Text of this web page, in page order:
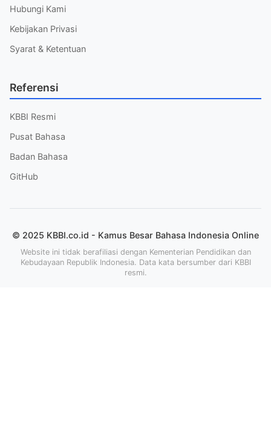
Hubungi Kami
Kebijakan Privasi
Syarat & Ketentuan
Referensi
KBBI Resmi
Pusat Bahasa
Badan Bahasa
GitHub
© 2025 KBBI.co.id - Kamus Besar Bahasa Indonesia Online
Website ini tidak berafiliasi dengan Kementerian Pendidikan dan
Kebudayaan Republik Indonesia. Data kata bersumber dari KBBI
resmi.